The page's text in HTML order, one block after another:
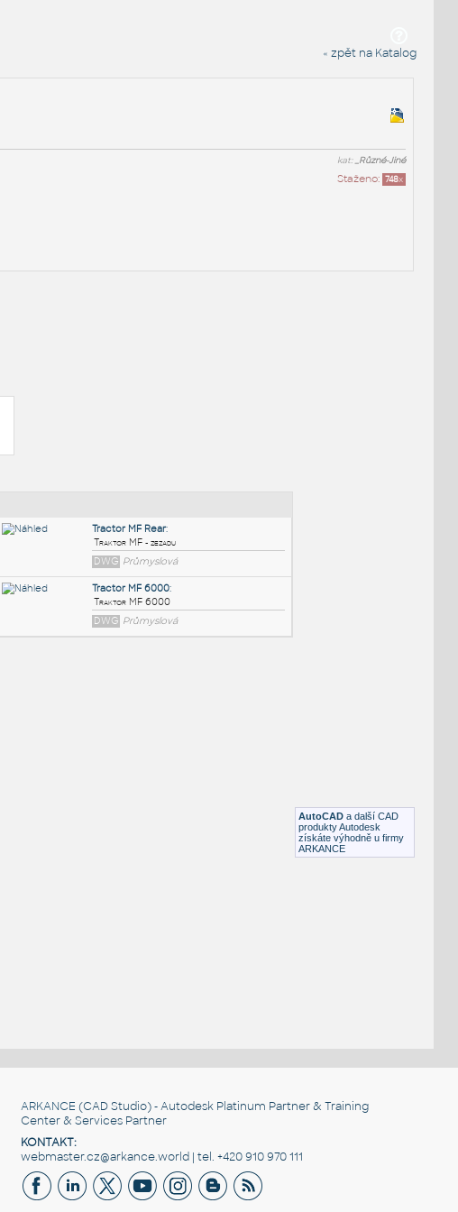
« zpět na Katalog
kat:_Různé-Jiné
Staženo: 748x
AutoCAD a další CAD
produkty Autodesk
získáte výhodně u firmy
ARKANCE
ARKANCE (CAD Studio) - Autodesk Platinum Partner & Training
Center & Services Partner
KONTAKT:
webmaster.cz@arkance.world | tel. +420 910 970 111